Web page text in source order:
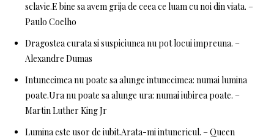
sclavie.E bine sa avem grija de ceea ce luam cu noi din viata. –
Paulo Coelho
Dragostea curata si suspiciunea nu pot locui impreuna. –
Alexandre Dumas
Intunecimea nu poate sa alunge intunecimea: numai lumina
poate.Ura nu poate sa alunge ura: numai iubirea poate. –
Martin Luther King Jr
Lumina este usor de iubit.Arata-mi intunericul. – Queen